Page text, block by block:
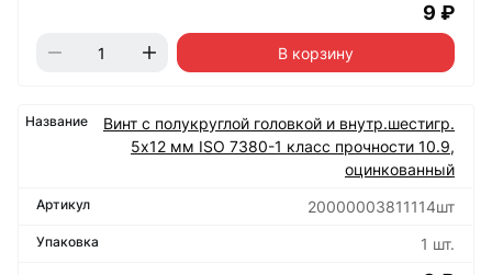
9 ₽
В корзину
Винт с полукруглой головкой и внутр.шестигр.
5х12 мм ISO 7380-1 класс прочности 10.9,
оцинкованный
20000003811114шт
1 шт.